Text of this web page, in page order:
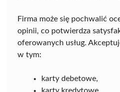
Firma może się pochwalić
opinii, co potwierdza
oferowanych usług.
w tym:
karty debetowe,